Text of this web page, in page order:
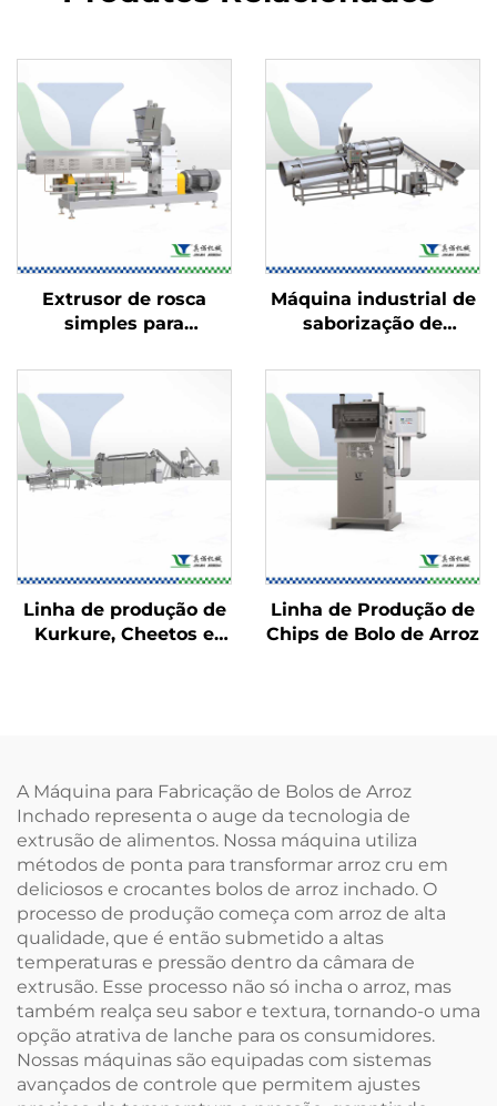
Extrusor de rosca
simples para
Máquina industrial de
saborização de
Linha de produção de
Kurkure, Cheetos e
Linha de Produção de
Chips de Bolo de Arroz
A Máquina para Fabricação de Bolos de Arroz
Inchado representa o auge da tecnologia de
extrusão de alimentos. Nossa máquina utiliza
métodos de ponta para transformar arroz cru em
deliciosos e crocantes bolos de arroz inchado. O
processo de produção começa com arroz de alta
qualidade, que é então submetido a altas
temperaturas e pressão dentro da câmara de
extrusão. Esse processo não só incha o arroz, mas
também realça seu sabor e textura, tornando-o uma
opção atrativa de lanche para os consumidores.
Nossas máquinas são equipadas com sistemas
avançados de controle que permitem ajustes